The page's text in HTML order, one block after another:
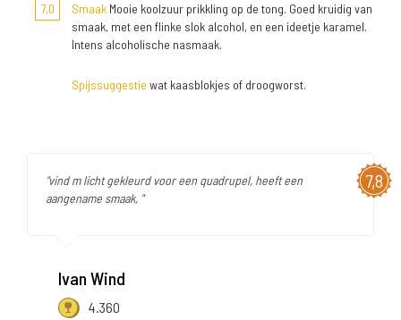
7,0 Smaak Mooie koolzuur prikkling op de tong. Goed kruidig van
smaak, met een flinke slok alcohol, en een ideetje karamel.
Intens alcoholische nasmaak.
Spijssuggestie wat kaasblokjes of droogworst.
7,8
"vind m licht gekleurd voor een quadrupel, heeft een
aangename smaak, "
Ivan Wind
4.360